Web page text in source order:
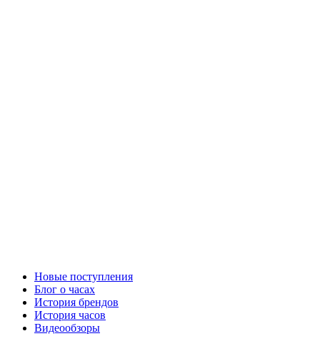
Новые поступления
Блог о часах
История брендов
История часов
Видеообзоры